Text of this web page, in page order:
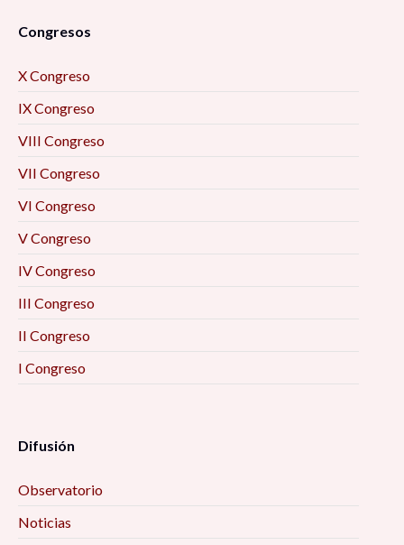
Congresos
X Congreso
IX Congreso
VIII Congreso
VII Congreso
VI Congreso
V Congreso
IV Congreso
III Congreso
II Congreso
I Congreso
Difusión
Observatorio
Noticias